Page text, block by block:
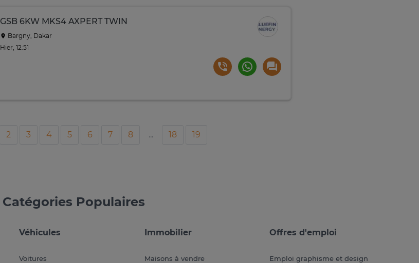
GSB 6KW MKS4 AXPERT TWIN
Bargny, Dakar
Hier, 12:51
2 3 4 5 6 7 8 ... 18 19
Catégories Populaires
Véhicules
Voitures
Immobilier
Maisons à vendre
Offres d'emploi
Emploi graphisme et design